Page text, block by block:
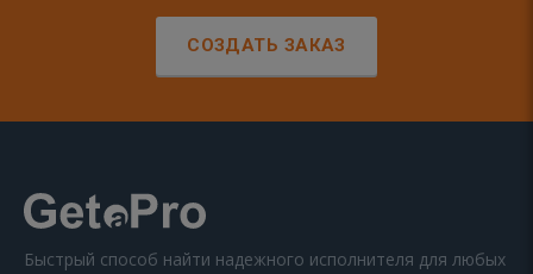
СОЗДАТЬ ЗАКАЗ
Быстрый способ найти надежного исполнителя для любых